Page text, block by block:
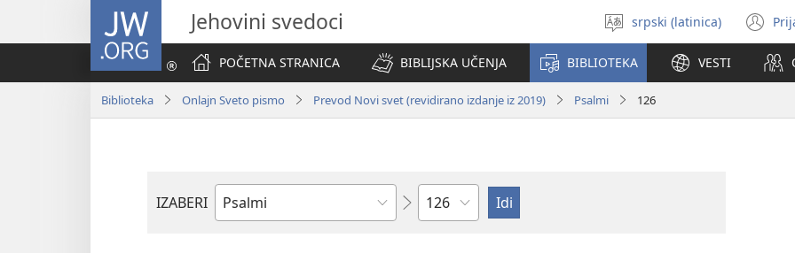
JW.ORG Jehovini svedoci
Izaberi
jezik
srpski (latinica)
POČETNA STRANICA
BIBLIJSKA UČENJA BIBLIOTEKA VESTI
Biblioteka Onlajn Sveto pismo Prevod Novi svet (revidirano izdanje iz 2019) Psalmi 126
IZABERI
Biblijska
Poglavlje